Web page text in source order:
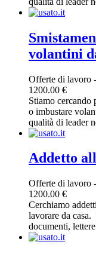
volantini
Offerte di lavoro -
1200.00 €
Stiamo cercando
o imbustare
qualità di leader
Addetto
Offerte di lavoro -
1200.00 €
Cerchiamo
lavorare da
documenti,